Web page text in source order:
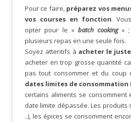
Pour ce faire, préparez vos
vos courses en fonction.
opter pour le «batch cooking »
plusieurs repas en une seule fois.
Soyez attentifs à acheter le
acheter en trop grosse quantité
pas tout consommer et du coup
dates limites de consommation
certains aliments se
date limite dépassée. Les produits
..), les épices se consomment